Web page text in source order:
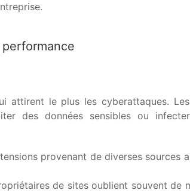
attirent le plus les cyberattaques.
des données sensibles ou
provenant de diverses sources
de sites oublient souvent de